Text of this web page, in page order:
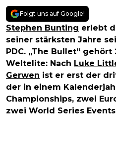
Folgt uns auf Google!
Stephen Bunting erlebt
seiner stärksten Jahre
PDC. „The Bullet“
Weltelite: Nach Luke
Gerwen ist er erst der
der in einem
Championships, zwei
zwei World Series